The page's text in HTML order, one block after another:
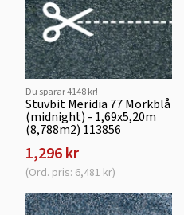
Du sparar 4148 kr!
Stuvbit Meridia 77 Mörkblå
(midnight) - 1,69x5,20m
(8,788m2) 113856
1,296 kr
(Ord. pris: 6,481 kr)